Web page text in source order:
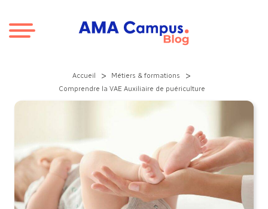
Accueil > Métiers & formations >
Comprendre la VAE Auxiliaire de puériculture